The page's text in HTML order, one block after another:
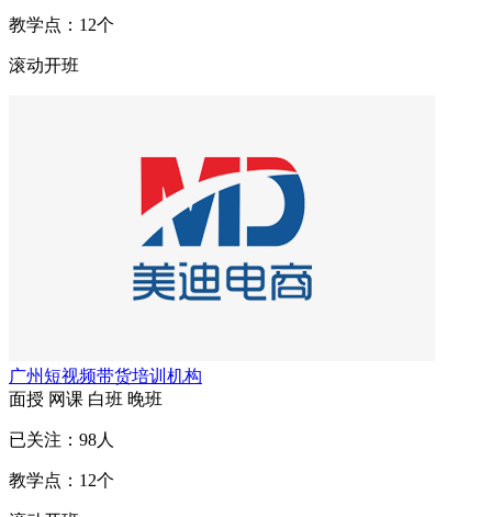
教学点： 12个
滚动开班
广州短视频带货培训机构
面授 网课 白班 晚班
已关注： 98人
教学点： 12个